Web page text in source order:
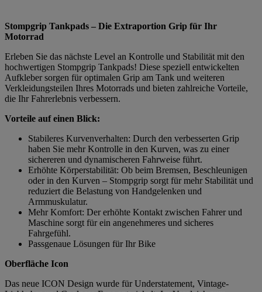
Stompgrip Tankpads – Die Extraportion Grip für Ihr
Motorrad
Erleben Sie das nächste Level an Kontrolle und Stabilität mit den
hochwertigen Stompgrip Tankpads! Diese speziell entwickelten
Aufkleber sorgen für optimalen Grip am Tank und weiteren
Verkleidungsteilen Ihres Motorrads und bieten zahlreiche Vorteile,
die Ihr Fahrerlebnis verbessern.
Vorteile auf einen Blick:
Stabileres Kurvenverhalten: Durch den verbesserten Grip
haben Sie mehr Kontrolle in den Kurven, was zu einer
sichereren und dynamischeren Fahrweise führt.
Erhöhte Körperstabilität: Ob beim Bremsen, Beschleunigen
oder in den Kurven – Stompgrip sorgt für mehr Stabilität und
reduziert die Belastung von Handgelenken und
Armmuskulatur.
Mehr Komfort: Der erhöhte Kontakt zwischen Fahrer und
Maschine sorgt für ein angenehmeres und sicheres
Fahrgefühl.
Passgenaue Lösungen für Ihr Bike
Oberfläche Icon
Das neue ICON Design wurde für Understatement, Vintage-